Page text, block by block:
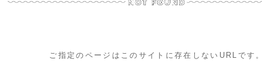
ご指定のページはこのサイトに存在しないURLです。